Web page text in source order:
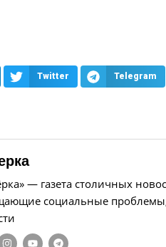
Twitter Telegram
— газета столичных
социальные